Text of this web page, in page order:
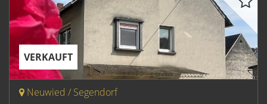
VERKAUFT
Neuwied / Segendorf